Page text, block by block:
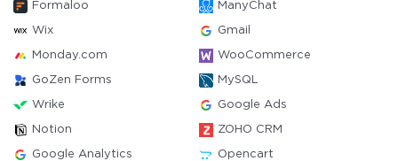
Formaloo ManyChat
Wix Gmail
Monday.com WooCommerce
GoZen Forms MySQL
Wrike Google Ads
Notion ZOHO CRM
Google Analytics Opencart